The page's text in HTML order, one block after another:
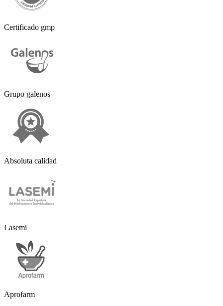
Certificado gmp
Grupo galenos
Absoluta calidad
Lasemi
Aprofarm